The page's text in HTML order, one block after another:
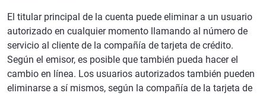
El titular principal de la cuenta puede eliminar a un usuario
autorizado en cualquier momento llamando al número de
servicio al cliente de la compañía de tarjeta de crédito.
Según el emisor, es posible que también pueda hacer el
cambio en línea. Los usuarios autorizados también pueden
eliminarse a sí mismos, según la compañía de la tarjeta de